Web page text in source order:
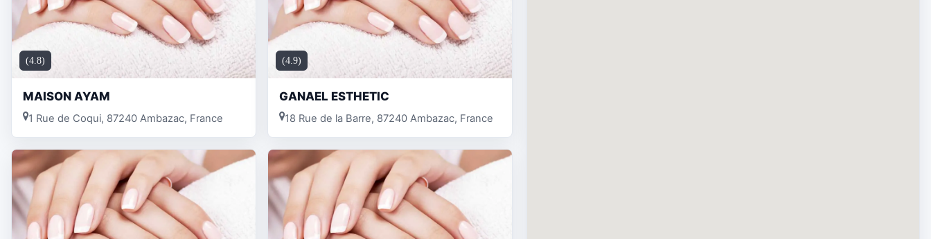
(4.8)
MAISON AYAM
1 Rue de Coqui, 87240 Ambazac, France
(4.9)
GANAEL ESTHETIC
18 Rue de la Barre, 87240 Ambazac, France